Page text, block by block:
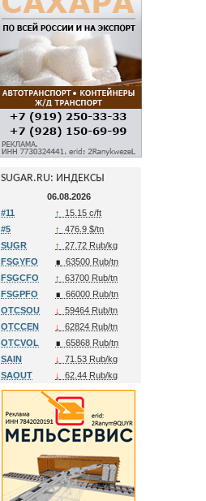
SUGAR.RU: ИНДЕКСЫ
06.08.2026
#11
↑
15.15 c/ft
#5
↑
476.9 $/tn
SUGR
↑
27.72 Rub/kg
FSGYFO
∎ 63500 Rub/tn
FSGCFO
↑
63700 Rub/tn
FSGPFO
∎ 66000 Rub/tn
OTCSOU
↓
59464 Rub/tn
OTCCEN
↓
62824 Rub/tn
OTCVOL
∎ 65868 Rub/tn
SAIN
↓
71.53 Rub/kg
SAOUT
↓ 62.44 Rub/kg